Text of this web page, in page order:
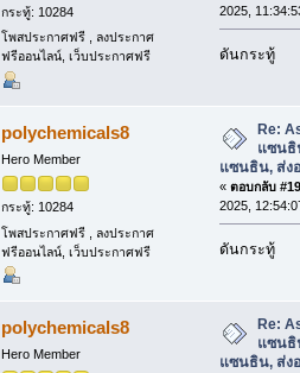
กระทู้: 10284
โพสประกาศฟรี , ลงประกาศ
ฟรีออนไลน์, เว็บประกาศฟรี
2025,
ดันกระทู้
polychemicals8
Hero Member
กระทู้: 10284
โพสประกาศฟรี , ลงประกาศ
ฟรีออนไลน์, เว็บประกาศฟรี
Re:
แซนธิ
แซนธิน, ส่ง
« ตอบกลับ
2025,
ดันกระทู้
polychemicals8
Hero Member
Re:
แซนธิ
แซนธิน, ส่ง